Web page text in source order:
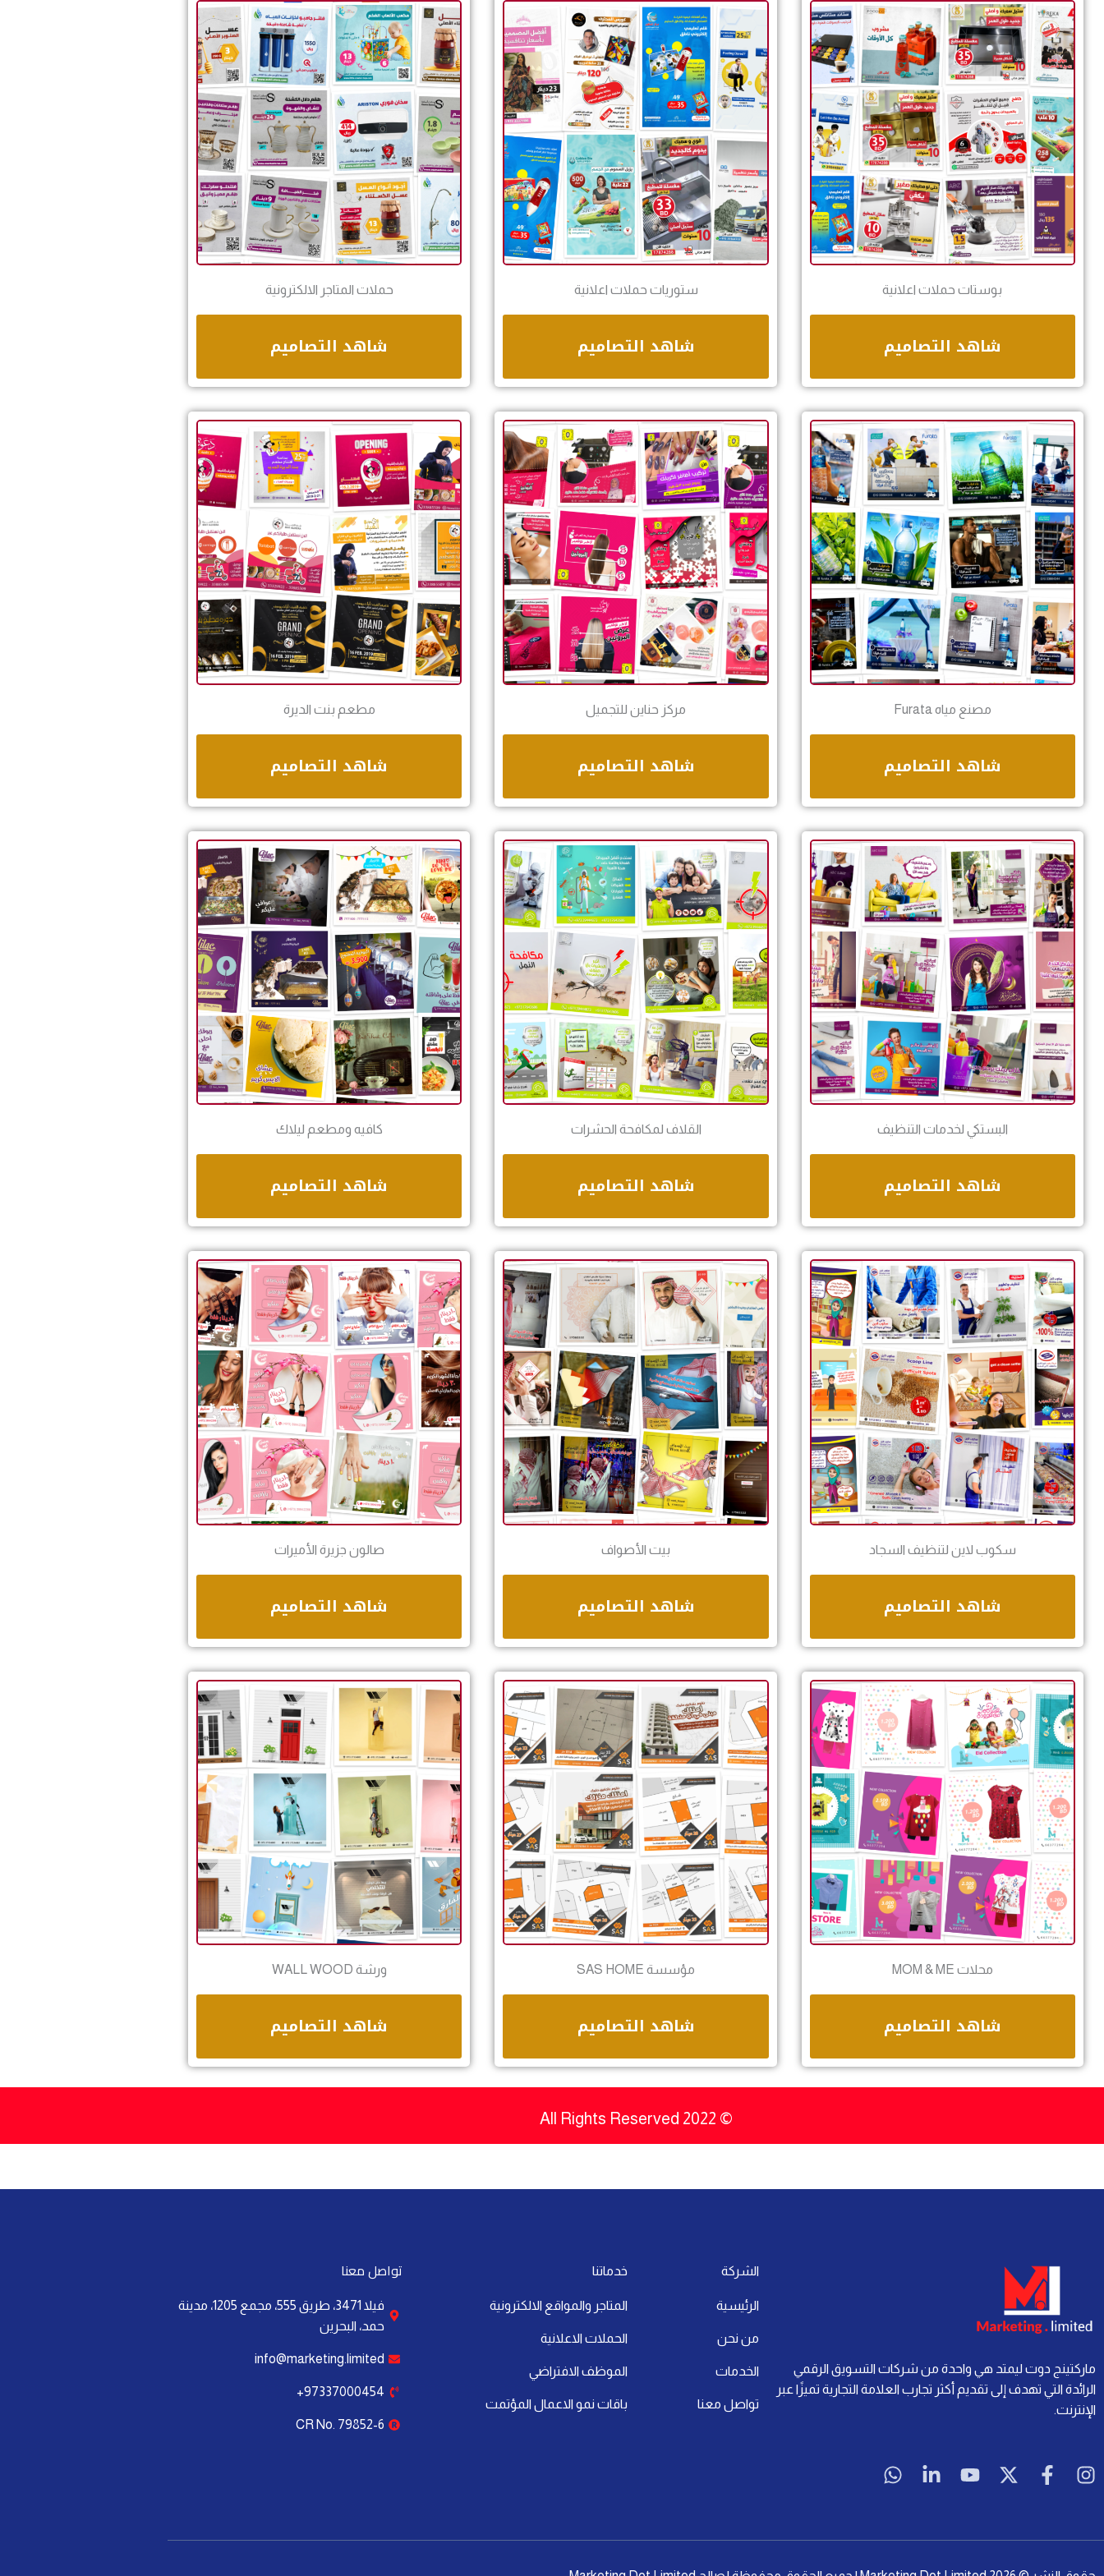
بوستات حملات اعلانية
شاهد التصاميم
ستوريات حملات اعلانية
شاهد التصاميم
حملات المتاجر الالكترونية
شاهد التصاميم
مصنع مياه Furata
شاهد التصاميم
مركز حناين للتجميل
شاهد التصاميم
مطعم بنت الديرة
شاهد التصاميم
البستكي لخدمات التنظيف
شاهد التصاميم
القلاف لمكافحة الحشرات
شاهد التصاميم
كافيه ومطعم ليلاك
شاهد التصاميم
سكوب لاين لتنظيف السجاد
شاهد التصاميم
بيت الأصواف
شاهد التصاميم
صالون جزيرة الأميرات
شاهد التصاميم
محلات MOM & ME
شاهد التصاميم
مؤسسة SAS HOME
شاهد التصاميم
ورشة WALL WOOD
شاهد التصاميم
© 2022 All Rights Reserved
ماركتينج دوت ليمتد هي واحدة من شركات التسويق الرقمي
الرائدة التي تهدف إلى تقديم أكثر تجارب العلامة التجارية تميزًا عبر
الإنترنت.
I
n
a
F
a
b
X
-
i
Y
o
u
L
i
e
W
h
s
الشركة
الرئيسية
من نحن
الخدمات
تواصل معنا
خدماتنا
المتاجر والمواقع الالكترونية
الحملات الاعلانية
الموظف الافتراضي
باقات نمو الاعمال المؤتمت
تواصل معنا
فيلا 3471، طريق 555، مجمع 1205، مدينة
حمد، البحرين
info@marketing.limited
97337000454+
CR No. 79852-6